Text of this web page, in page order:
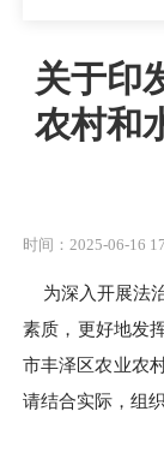
关于印
农村和
时间：2025-06-16
为深入开展法
素质，更好地发
市丰泽区农业农
请结合实际，组